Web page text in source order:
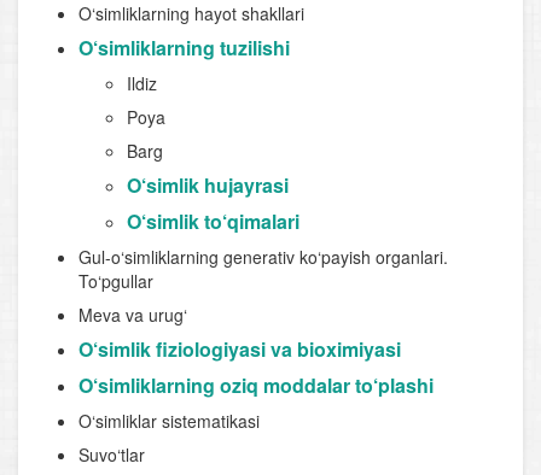
O‘simliklarning hayot shakllari
O‘simliklarning tuzilishi
Ildiz
Poya
Barg
O‘simlik hujayrasi
O‘simlik to‘qimalari
Gul-o‘simliklarning generativ ko‘payish organlari.
To‘pgullar
Meva va urug‘
O‘simlik fiziologiyasi va bioximiyasi
O‘simliklarning oziq moddalar to‘plashi
O‘simliklar sistematikasi
Suvo‘tlar